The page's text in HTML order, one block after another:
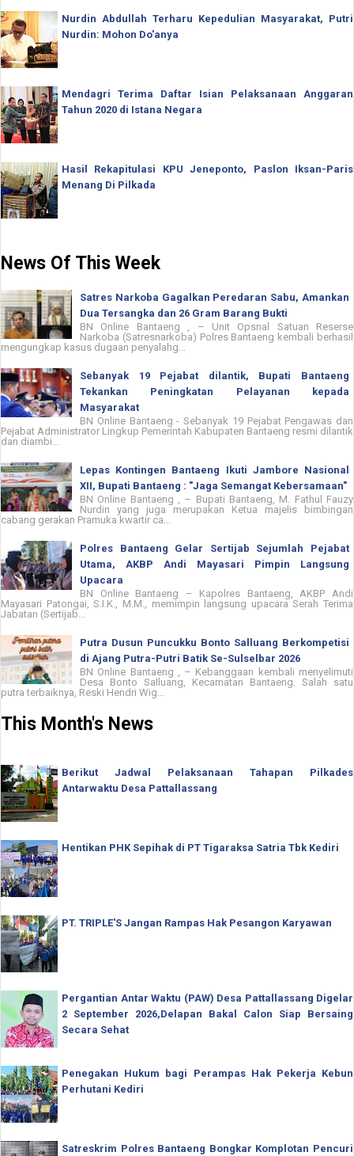
Nurdin Abdullah Terharu Kepedulian Masyarakat, Putri
Nurdin: Mohon Do'anya
Mendagri Terima Daftar Isian Pelaksanaan Anggaran
Tahun 2020 di Istana Negara
Hasil Rekapitulasi KPU Jeneponto, Paslon Iksan-Paris
Menang Di Pilkada
News Of This Week
Satres Narkoba Gagalkan Peredaran Sabu, Amankan
Dua Tersangka dan 26 Gram Barang Bukti
BN Online Bantaeng , – Unit Opsnal Satuan Reserse
Narkoba (Satresnarkoba) Polres Bantaeng kembali berhasil
mengungkap kasus dugaan penyalahg...
Sebanyak 19 Pejabat dilantik, Bupati Bantaeng
Tekankan Peningkatan Pelayanan kepada
Masyarakat
BN Online Bantaeng - Sebanyak 19 Pejabat Pengawas dan
Pejabat Administrator Lingkup Pemerintah Kabupaten Bantaeng resmi dilantik
dan diambi...
Lepas Kontingen Bantaeng Ikuti Jambore Nasional
XII, Bupati Bantaeng : "Jaga Semangat Kebersamaan"
BN Online Bantaeng , – Bupati Bantaeng, M. Fathul Fauzy
Nurdin yang juga merupakan Ketua majelis bimbingan
cabang gerakan Pramuka kwartir ca...
Polres Bantaeng Gelar Sertijab Sejumlah Pejabat
Utama, AKBP Andi Mayasari Pimpin Langsung
Upacara
BN Online Bantaeng – Kapolres Bantaeng, AKBP Andi
Mayasari Patongai, S.I.K., M.M., memimpin langsung upacara Serah Terima
Jabatan (Sertijab...
Putra Dusun Puncukku Bonto Salluang Berkompetisi
di Ajang Putra-Putri Batik Se-Sulselbar 2026
BN Online Bantaeng , – Kebanggaan kembali menyelimuti
Desa Bonto Salluang, Kecamatan Bantaeng. Salah satu
putra terbaiknya, Reski Hendri Wig...
This Month's News
Berikut Jadwal Pelaksanaan Tahapan Pilkades
Antarwaktu Desa Pattallassang
Hentikan PHK Sepihak di PT Tigaraksa Satria Tbk Kediri
PT. TRIPLE'S Jangan Rampas Hak Pesangon Karyawan
Pergantian Antar Waktu (PAW) Desa Pattallassang Digelar
2 September 2026,Delapan Bakal Calon Siap Bersaing
Secara Sehat
Penegakan Hukum bagi Perampas Hak Pekerja Kebun
Perhutani Kediri
Satreskrim Polres Bantaeng Bongkar Komplotan Pencuri